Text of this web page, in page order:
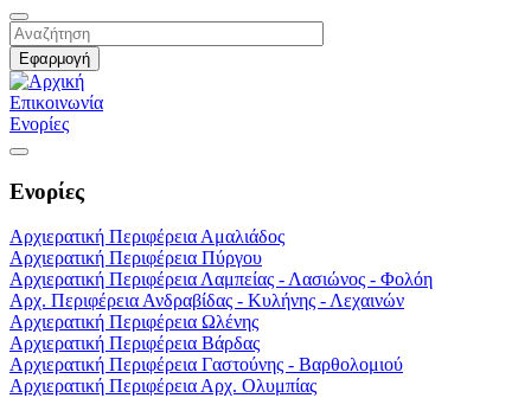
Επικοινωνία
Ενορίες
Ενορίες
Αρχιερατική Περιφέρεια Αμαλιάδος
Αρχιερατική Περιφέρεια Πύργου
Αρχιερατική Περιφέρεια Λαμπείας - Λασιώνος - Φολόη
Αρχ. Περιφέρεια Ανδραβίδας - Κυλήνης - Λεχαινών
Αρχιερατική Περιφέρεια Ωλένης
Αρχιερατική Περιφέρεια Βάρδας
Αρχιερατική Περιφέρεια Γαστούνης - Βαρθολομιού
Αρχιερατική Περιφέρεια Αρχ. Ολυμπίας